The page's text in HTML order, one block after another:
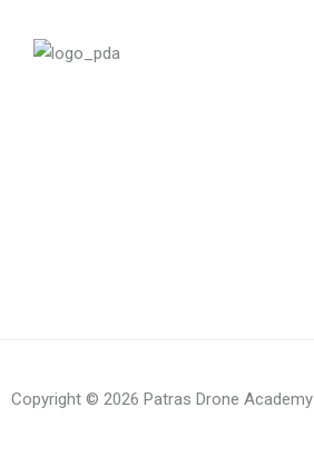
Copyright © 2026 Patras Drone Academy